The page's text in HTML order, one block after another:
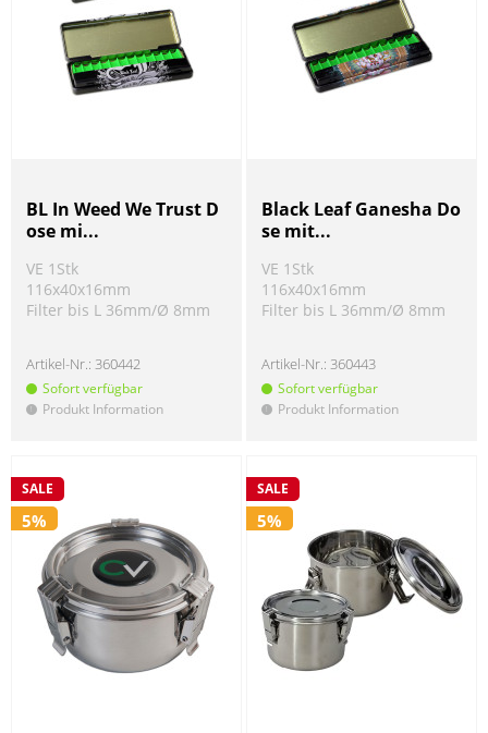
BL In Weed We Trust D
ose mi...
VE 1Stk
116x40x16mm
Filter bis L 36mm/Ø 8mm
Artikel-Nr.:360442
Sofort verfügbar
! Produkt Information
Black Leaf Ganesha Do
se mit...
VE 1Stk
116x40x16mm
Filter bis L 36mm/Ø 8mm
Artikel-Nr.:360443
Sofort verfügbar
! Produkt Information
SALE
5%
SALE
5%